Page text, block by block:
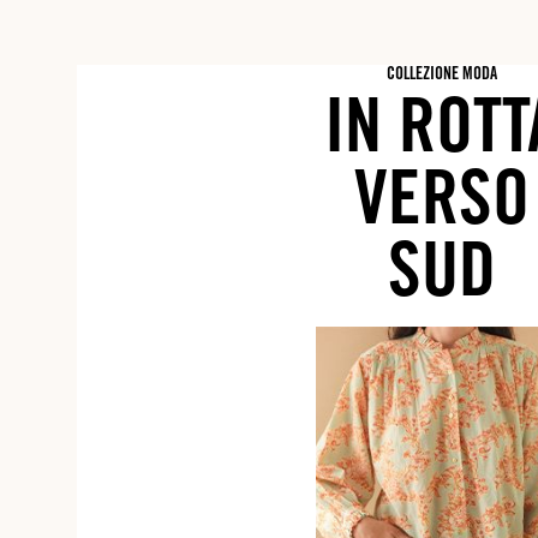
COLLEZIONE MODA
IN
VERSO
SUD